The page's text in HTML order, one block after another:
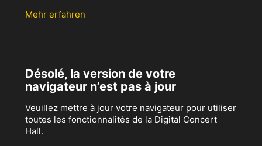
Mehr erfahren
Désolé, la version de votre
navigateur n’est pas à jour
Veuillez mettre à jour votre navigateur pour utiliser
toutes les fonctionnalités de la Digital Concert
Hall.